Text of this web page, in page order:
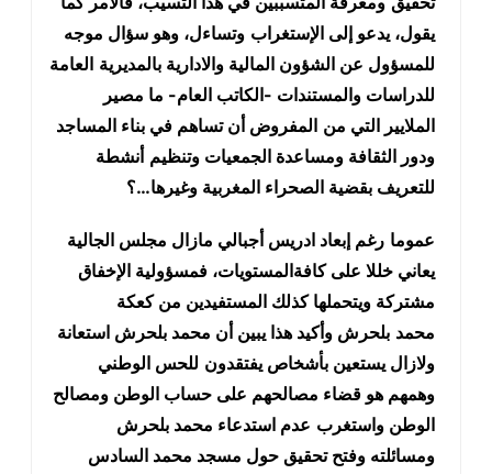
يقول، يدعو إلى الإستغراب وتساءل، وهو سؤال موجه
للمسؤول عن الشؤون المالية والادارية بالمديرية العامة
للدراسات والمستندات -الكاتب العام- ما مصير
الملايير التي من المفروض أن تساهم في بناء المساجد
ودور الثقافة ومساعدة الجمعيات وتنظيم أنشطة
للتعريف بقضية الصحراء المغربية وغيرها…؟
عموما رغم إبعاد ادريس أجبالي مازال مجلس الجالية
يعاني خللا على كافةالمستويات، فمسؤولية الإخفاق
مشتركة ويتحملها كذلك المستفيدين من كعكة
محمد بلحرش وأكيد هذا يبين أن محمد بلحرش استعانة
ولازال يستعين بأشخاص يفتقدون للحس الوطني
وهمهم هو قضاء مصالحهم على حساب الوطن ومصالح
الوطن واستغرب عدم استدعاء محمد بلحرش
ومسائلته وفتح تحقيق حول مسجد محمد السادس